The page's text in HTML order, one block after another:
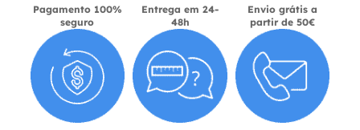
Pagamento 100%
seguro
Entrega em 24-
48h
Envio grátis a
partir de 50€